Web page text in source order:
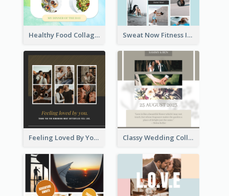
Healthy Food Collage Instagram Post Sweat Now Fitness Instagram Post
Feeling Loved By You Instagram Post Classy Wedding Collage Instagram Post